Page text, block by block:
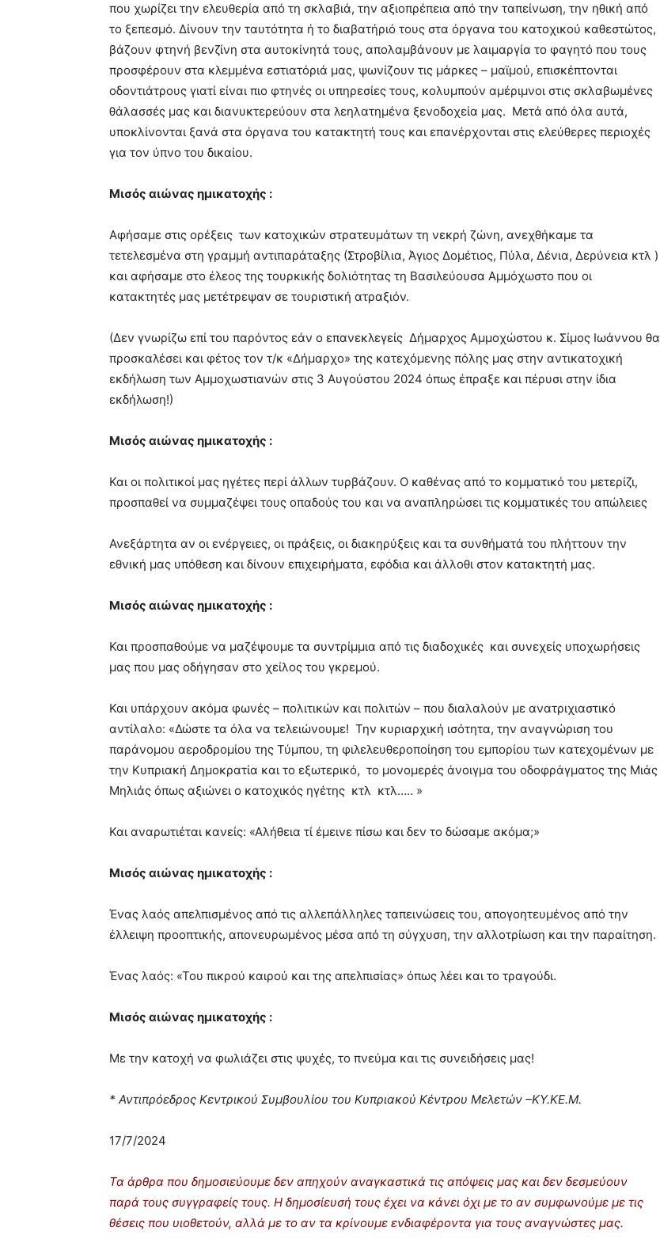
που χωρίζει την ελευθερία από τη σκλαβιά, την αξιοπρέπεια από την ταπείνωση, την ηθική από
το ξεπεσμό. Δίνουν την ταυτότητα ή το διαβατήριό τους στα όργανα του κατοχικού καθεστώτος,
βάζουν φτηνή βενζίνη στα αυτοκίνητά τους, απολαμβάνουν με λαιμαργία το φαγητό που τους
προσφέρουν στα κλεμμένα εστιατόριά μας, ψωνίζουν τις μάρκες – μαϊμού, επισκέπτονται
οδοντιάτρους γιατί είναι πιο φτηνές οι υπηρεσίες τους, κολυμπούν αμέριμνοι στις σκλαβωμένες
θάλασσές μας και διανυκτερεύουν στα λεηλατημένα ξενοδοχεία μας. Μετά από όλα αυτά,
υποκλίνονται ξανά στα όργανα του κατακτητή τους και επανέρχονται στις ελεύθερες περιοχές
για τον ύπνο του δικαίου.
Μισός αιώνας ημικατοχής :
Αφήσαμε στις ορέξεις των κατοχικών στρατευμάτων τη νεκρή ζώνη, ανεχθήκαμε τα
τετελεσμένα στη γραμμή αντιπαράταξης (Στροβίλια, Άγιος Δομέτιος, Πύλα, Δένια, Δερύνεια κτλ )
και αφήσαμε στο έλεος της τουρκικής δολιότητας τη Βασιλεύουσα Αμμόχωστο που οι
κατακτητές μας μετέτρεψαν σε τουριστική ατραξιόν.
(Δεν γνωρίζω επί του παρόντος εάν ο επανεκλεγείς Δήμαρχος Αμμοχώστου κ. Σίμος Ιωάννου θα
προσκαλέσει και φέτος τον τ/κ «Δήμαρχο» της κατεχόμενης πόλης μας στην αντικατοχική
εκδήλωση των Αμμοχωστιανών στις 3 Αυγούστου 2024 όπως έπραξε και πέρυσι στην ίδια
εκδήλωση!)
Μισός αιώνας ημικατοχής :
Και οι πολιτικοί μας ηγέτες περί άλλων τυρβάζουν. Ο καθένας από το κομματικό του μετερίζι,
προσπαθεί να συμμαζέψει τους οπαδούς του και να αναπληρώσει τις κομματικές του απώλειες
Ανεξάρτητα αν οι ενέργειες, οι πράξεις, οι διακηρύξεις και τα συνθήματά του πλήττουν την
εθνική μας υπόθεση και δίνουν επιχειρήματα, εφόδια και άλλοθι στον κατακτητή μας.
Μισός αιώνας ημικατοχής :
Και προσπαθούμε να μαζέψουμε τα συντρίμμια από τις διαδοχικές και συνεχείς υποχωρήσεις
μας που μας οδήγησαν στο χείλος του γκρεμού.
Και υπάρχουν ακόμα φωνές – πολιτικών και πολιτών – που διαλαλούν με ανατριχιαστικό
αντίλαλο: «Δώστε τα όλα να τελειώνουμε! Την κυριαρχική ισότητα, την αναγνώριση του
παράνομου αεροδρομίου της Τύμπου, τη φιλελευθεροποίηση του εμπορίου των κατεχομένων με
την Κυπριακή Δημοκρατία και το εξωτερικό, το μονομερές άνοιγμα του οδοφράγματος της Μιάς
Μηλιάς όπως αξιώνει ο κατοχικός ηγέτης κτλ κτλ….. »
Και αναρωτιέται κανείς: «Αλήθεια τί έμεινε πίσω και δεν το δώσαμε ακόμα;»
Μισός αιώνας ημικατοχής :
Ένας λαός απελπισμένος από τις αλλεπάλληλες ταπεινώσεις του, απογοητευμένος από την
έλλειψη προοπτικής, απονευρωμένος μέσα από τη σύγχυση, την αλλοτρίωση και την παραίτηση.
Ένας λαός: «Του πικρού καιρού και της απελπισίας» όπως λέει και το τραγούδι.
Μισός αιώνας ημικατοχής :
Με την κατοχή να φωλιάζει στις ψυχές, το πνεύμα και τις συνειδήσεις μας!
* Αντιπρόεδρος Κεντρικού Συμβουλίου του Κυπριακού Κέντρου Μελετών –ΚΥ.ΚΕ.Μ.
17/7/2024
Τα άρθρα που δημοσιεύουμε δεν απηχούν αναγκαστικά τις απόψεις μας και δεν δεσμεύουν
παρά τους συγγραφείς τους. Η δημοσίευσή τους έχει να κάνει όχι με το αν συμφωνούμε με τις
θέσεις που υιοθετούν, αλλά με το αν τα κρίνουμε ενδιαφέροντα για τους αναγνώστες μας.